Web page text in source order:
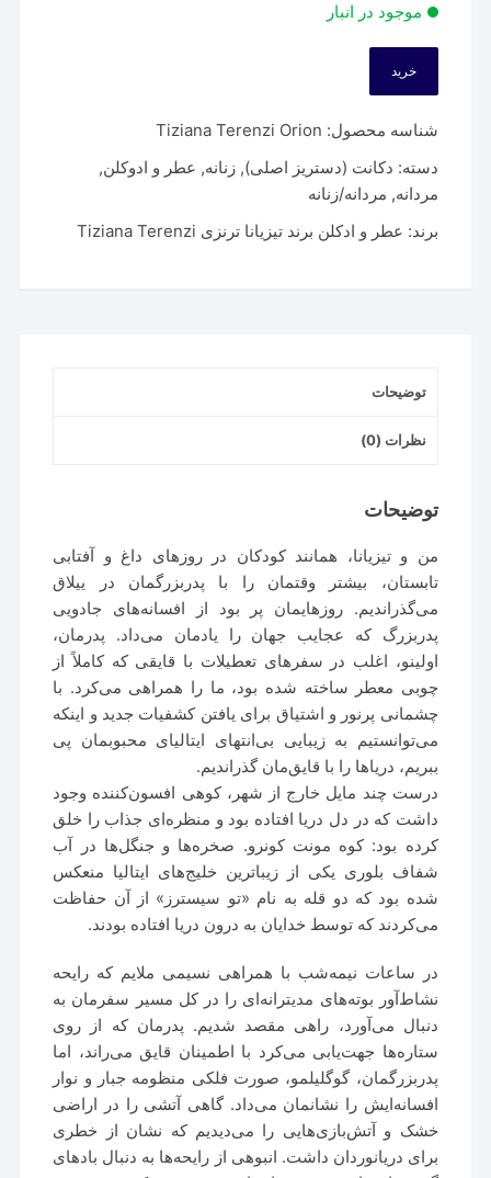
موجود در انبار
خرید
شناسه محصول: Tiziana Terenzi Orion
دسته: دکانت (دستریز اصلی),زنانه, عطر و ادوکلن,
مردانه, مردانه/زنانه
برند: عطر و ادکلن برند تیزیانا ترنزی Tiziana Terenzi
توضیحات
نظرات (0)
توضیحات
من و تیزیانا، همانند کودکان در روزهای داغ و آفتابی
تابستان، بیشتر وقتمان را با پدربزرگمان در ییلاق
می‌گذراندیم. روزهایمان پر بود از افسانه‌های جادویی
پدربزرگ که عجایب جهان را یادمان می‌داد. پدرمان،
اولینو، اغلب در سفرهای تعطیلات با قایقی که کاملاً از
چوبی معطر ساخته شده بود، ما را همراهی می‌کرد. با
چشمانی پرنور و اشتیاق برای یافتن کشفیات جدید و اینکه
می‌توانستیم به زیبایی بی‌انتهای ایتالیای محبوبمان پی
ببریم، دریاها را با قایق‌مان گذراندیم.
درست چند مایل خارج از شهر، کوهی افسون‌کننده وجود
داشت که در دل دریا افتاده بود و منظره‌ای جذاب را خلق
کرده بود: کوه مونت کونرو. صخره‌ها و جنگل‌ها در آب
شفاف بلوری یکی از زیباترین خلیج‌های ایتالیا منعکس
شده بود که دو قله به نام «تو سیسترز» از آن حفاظت
می‌کردند که توسط خدایان به درون دریا افتاده بودند.
در ساعات نیمه‌شب با همراهی نسیمی ملایم که رایحه‌
نشاط‌آور بوته‌های مدیترانه‌ای را در کل مسیر سفرمان به
دنبال می‌آورد، راهی مقصد شدیم. پدرمان که از روی
ستاره‌ها جهت‌یابی می‌کرد با اطمینان قایق می‌راند، اما
پدربزرگمان، گوگلیلمو، صورت فلکی منظومه جبار و نوار
افسانه‌ایش را نشانمان می‌داد. گاهی آتشی را در اراضی
خشک و آتش‌بازی‌هایی را می‌دیدیم که نشان از خطری
برای دریانوردان داشت. انبوهی از رایحه‌ها به دنبال بادهای